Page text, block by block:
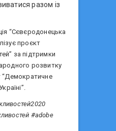
разом із
“Сєвєродонецька
проєкт
за підтримки
розвитку
“Демократичне
#adobe